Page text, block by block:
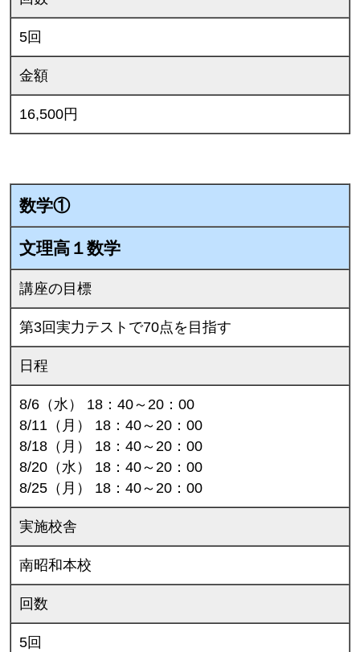
5回
金額
16,500円
数学①
文理高１数学
講座の目標
第3回実力テストで70点を目指す
日程
8/6（水） 18：40～20：00
8/11（月） 18：40～20：00
8/18（月） 18：40～20：00
8/20（水） 18：40～20：00
8/25（月） 18：40～20：00
実施校舎
南昭和本校
回数
5回